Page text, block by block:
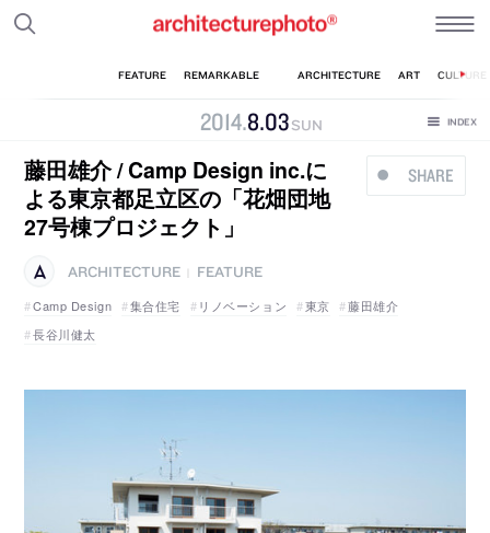
2014.8.03 SUN
SHARE
藤田雄介 / Camp Design inc.に
よる東京都足立区の「花畑団地
27号棟プロジェクト」
ARCHITECTURE
FEATURE
Camp Design
集合住宅 リノベーション 東京
藤田雄介
長谷川健太